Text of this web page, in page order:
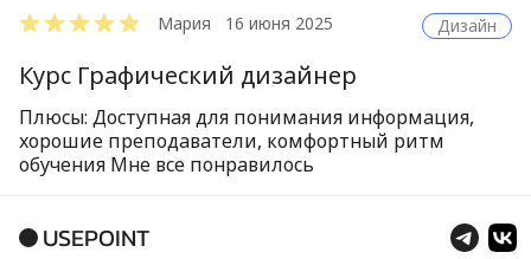
Мария 16 июня 2025 Дизайн
Курс Графический дизайнер
Плюсы: Доступная для понимания информация,
хорошие преподаватели, комфортный ритм
обучения Мне все понравилось
USEPOINT